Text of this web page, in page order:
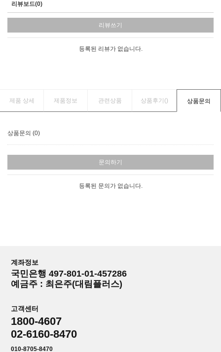
리뷰보드(0)
리뷰쓰기
등록된 리뷰가 없습니다.
제품 상세 제품정보 관련상품 상품후기() 상품문의
상품문의 (0)
문의하기
등록된 문의가 없습니다.
계좌정보
국민은행 497-801-01-457286
예금주 : 최은주(대림플러스)
고객센터
1800-4607
02-6160-8470
010-8705-8470